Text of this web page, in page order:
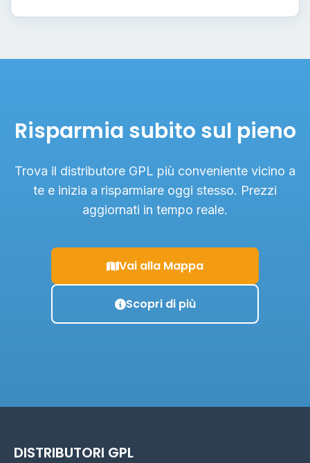
Risparmia subito sul pieno
Trova il distributore GPL più conveniente vicino a
te e inizia a risparmiare oggi stesso. Prezzi
aggiornati in tempo reale.
Vai alla Mappa
Scopri di più
DISTRIBUTORI GPL